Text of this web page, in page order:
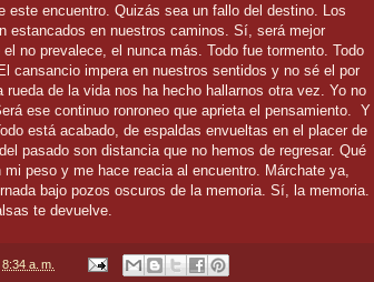
este encuentro. Quizás sea un fallo del destino. Los
estancados en nuestros caminos. Sí, será mejor
no prevalece, el nunca más. Todo fue tormento. Todo
cansancio impera en nuestros sentidos y no sé el por
de la vida nos ha hecho hallarnos otra vez. Yo no
ese continuo ronroneo que aprieta el pensamiento. Y
está acabado, de espaldas envueltas en el placer de
pasado son distancia que no hemos de regresar. Qué
peso y me hace reacia al encuentro. Márchate ya,
bajo pozos oscuros de la memoria. Sí, la memoria.
te devuelve.
8:34 a. m.